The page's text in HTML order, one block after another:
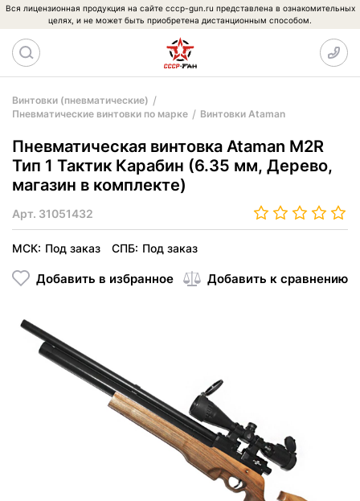
Вся лицензионная продукция на сайте cccp-gun.ru представлена в ознакомительных
целях, и не может быть приобретена дистанционным способом.
Винтовки (пневматические)
Пневматические винтовки по марке
Винтовки Ataman
Пневматическая винтовка Ataman M2R
Тип 1 Тактик Карабин (6.35 мм, Дерево,
магазин в комплекте)
Арт. 31051432
МСК: Под заказ СПБ: Под заказ
Добавить в избранное Добавить к сравнению